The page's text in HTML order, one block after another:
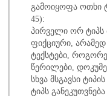
გამოიყოფა ოთხი
45):
პირველი ორ ტიპს
ფიქციური, არამედ
ტექსტები,
წერილები,
სხვა მსგავსი
ტიპს